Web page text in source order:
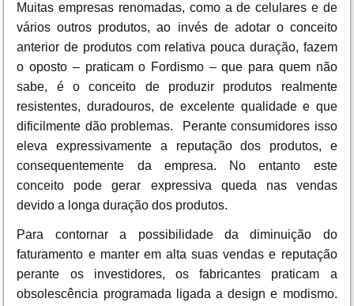
Muitas empresas renomadas, como a de celulares e de
vários outros produtos, ao invés de adotar o conceito
anterior de produtos com relativa pouca duração, fazem
o oposto – praticam o Fordismo – que para quem não
sabe, é o conceito de produzir produtos realmente
resistentes, duradouros, de excelente qualidade e que
dificilmente dão problemas. Perante consumidores isso
eleva expressivamente a reputação dos produtos, e
consequentemente da empresa. No entanto este
conceito pode gerar expressiva queda nas vendas
devido a longa duração dos produtos.
Para contornar a possibilidade da diminuição do
faturamento e manter em alta suas vendas e reputação
perante os investidores, os fabricantes praticam a
obsolescência programada ligada a design e modismo.